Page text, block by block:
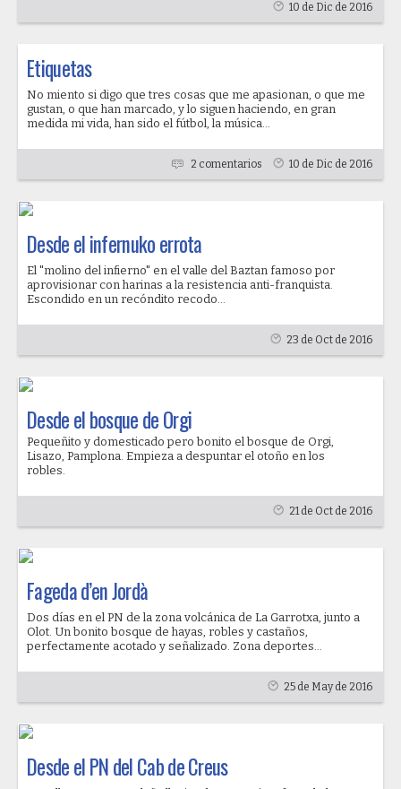
10 de Dic de 2016
Etiquetas
No miento si digo que tres cosas que me apasionan, o que me
gustan, o que han marcado, y lo siguen haciendo, en gran
medida mi vida, han sido el fútbol, la música...
2 comentarios 10 de Dic de 2016
Desde el infernuko errota
El "molino del infierno" en el valle del Baztan famoso por
aprovisionar con harinas a la resistencia anti-franquista.
Escondido en un recóndito recodo...
23 de Oct de 2016
Desde el bosque de Orgi
Pequeñito y domesticado pero bonito el bosque de Orgi,
Lisazo, Pamplona. Empieza a despuntar el otoño en los
robles.
21 de Oct de 2016
Fageda d’en Jordà
Dos días en el PN de la zona volcánica de La Garrotxa, junto a
Olot. Un bonito bosque de hayas, robles y castaños,
perfectamente acotado y señalizado. Zona deportes...
25 de May de 2016
Desde el PN del Cab de Creus